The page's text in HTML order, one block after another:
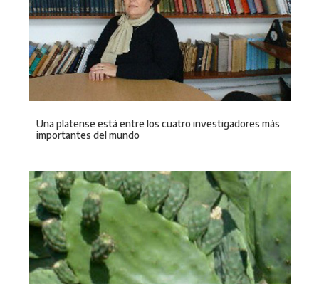
Una platense está entre los cuatro investigadores más
importantes del mundo